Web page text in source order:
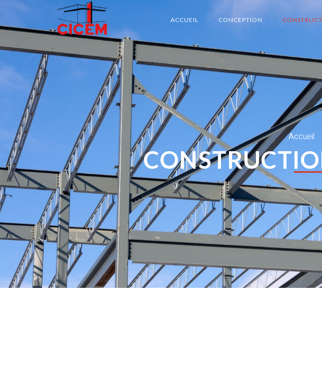
ACCUEIL CONCEPTION
Accueil